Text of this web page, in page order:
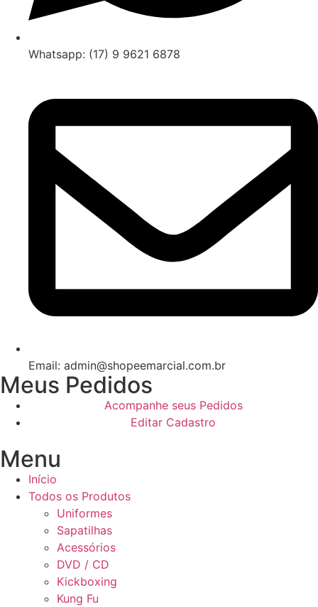
Whatsapp: (17) 9 9621 6878
Email: admin@shopeemarcial.com.br
Meus Pedidos
Acompanhe seus Pedidos
Editar Cadastro
Menu
Início
Todos os Produtos
Uniformes
Sapatilhas
Acessórios
DVD / CD
Kickboxing
Kung Fu